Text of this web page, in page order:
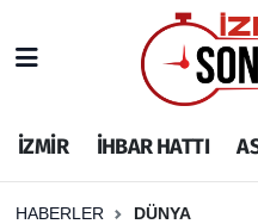
İZMİR İHBAR HATTI
HABERLER DÜNYA
İHBAR HATTI
DEPREM
İzmir Nöbetçi
İzmir Hava Durumu
İzmir Namaz Vakitleri